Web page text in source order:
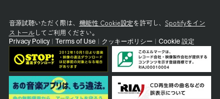
音源試聴いただく際は、 機能性 Cookie設定を許可し、 Spotifyをイン
ストールしてご利用ください。
Privacy Policy Terms of Use クッキーポリシー Cookie 設定